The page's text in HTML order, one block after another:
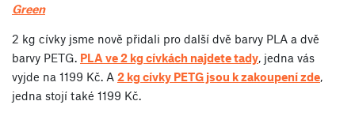
Green
2 kg cívky jsme nově přidali pro další dvě barvy PLA a dvě
barvy PETG. PLA ve 2 kg cívkách najdete tady , jedna vás
vyjde na 1199 Kč. A 2 kg cívky PETG jsou k zakoupení zde
jedna stojí také 1199 Kč.